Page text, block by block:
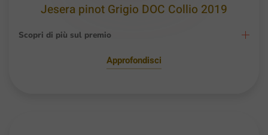
Jesera pinot Grigio DOC Collio 2019
Scopri di più sul premio
Approfondisci